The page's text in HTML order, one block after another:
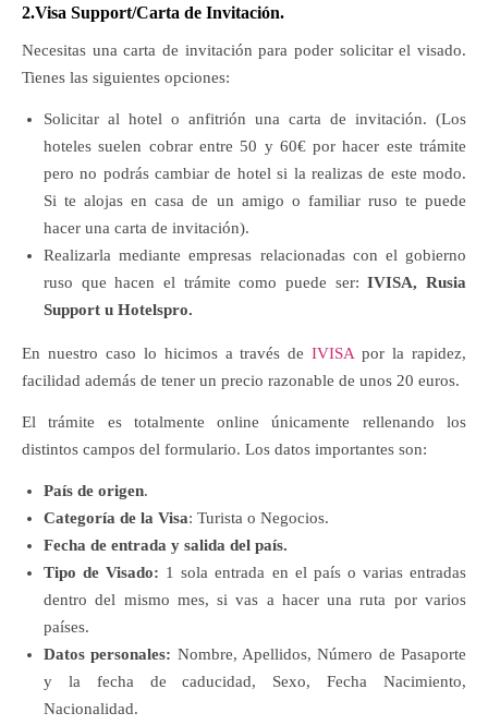
2.Visa Support/Carta de Invitación.
Necesitas una carta de invitación para poder solicitar el visado.
Tienes las siguientes opciones:
Solicitar al hotel o anfitrión una carta de invitación. (Los
hoteles suelen cobrar entre 50 y 60€ por hacer este trámite
pero no podrás cambiar de hotel si la realizas de este modo.
Si te alojas en casa de un amigo o familiar ruso te puede
hacer una carta de invitación).
Realizarla mediante empresas relacionadas con el gobierno
ruso que hacen el trámite como puede ser:IVISA, Rusia
Support u Hotelspro.
En nuestro caso lo hicimos a través deIVISA por la rapidez,
facilidad además de tener un precio razonable de unos 20 euros.
El trámite es totalmente online únicamente rellenando los
distintos campos del formulario. Los datos importantes son:
País de origen.
Categoría de la Visa: Turista o Negocios.
Fecha de entrada y salida del país.
Tipo de Visado: 1 sola entrada en el país o varias entradas
dentro del mismo mes, si vas a hacer una ruta por varios
países.
Datos personales: Nombre, Apellidos, Número de Pasaporte
y la fecha de caducidad, Sexo, Fecha Nacimiento,
Nacionalidad.